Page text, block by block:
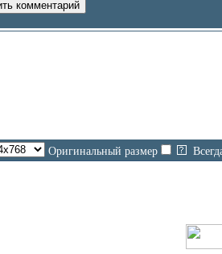
Оригинальный размер